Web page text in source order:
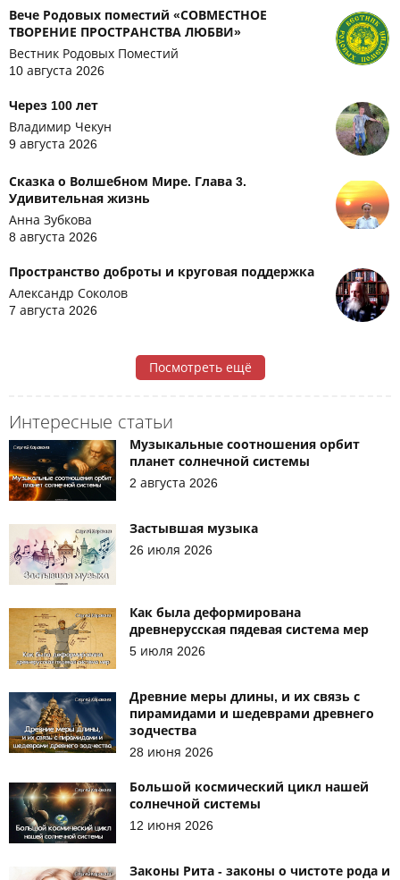
Вече Родовых поместий «СОВМЕСТНОЕ
ТВОРЕНИЕ ПРОСТРАНСТВА ЛЮБВИ»
Вестник Родовых Поместий
10 августа 2026
Через 100 лет
Владимир Чекун
9 августа 2026
Сказка о Волшебном Мире. Глава 3.
Удивительная жизнь
Анна Зубкова
8 августа 2026
Пространство доброты и круговая поддержка
Александр Соколов
7 августа 2026
Посмотреть ещё
Интересные статьи
Музыкальные соотношения орбит
планет солнечной системы
2 августа 2026
Застывшая музыка
26 июля 2026
Как была деформирована
древнерусская пядевая система мер
5 июля 2026
Древние меры длины, и их связь с
пирамидами и шедеврами древнего
зодчества
28 июня 2026
Большой космический цикл нашей
солнечной системы
12 июня 2026
Законы Рита - законы о чистоте рода и